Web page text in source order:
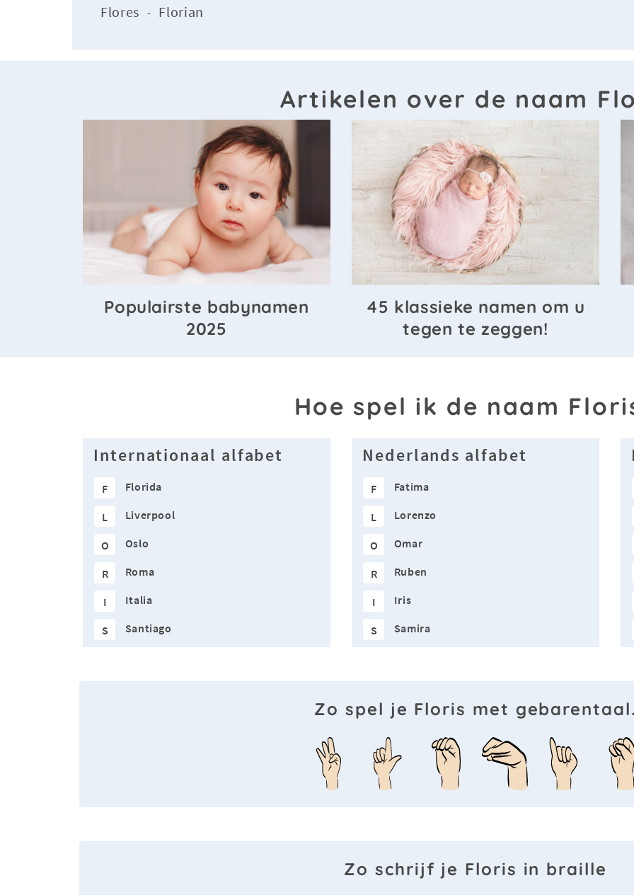
Flores - Florian
Artikelen over de naam
Populairste babynamen
2025
45 klassieke namen om u
tegen te zeggen!
Hoe spel ik de naam
Internationaal alfabet
F Florida
L Liverpool
O Oslo
R Roma
I Italia
S Santiago
Nederlands alfabet
F Fatima
L Lorenzo
O Omar
R Ruben
I Iris
S Samira
Zo spel je Floris met
Zo schrijf je Floris in braille